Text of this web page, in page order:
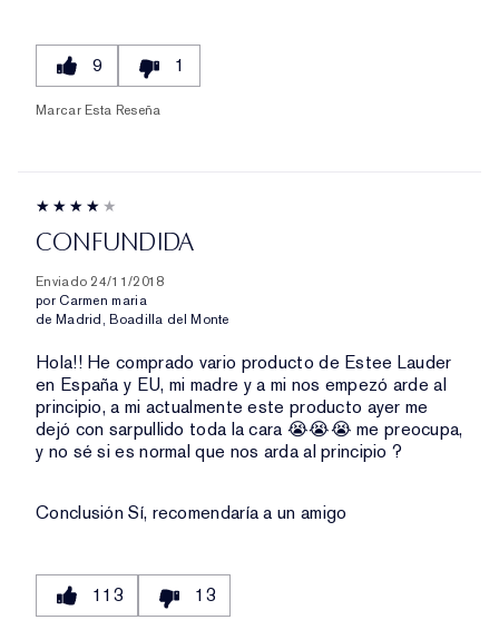
9 1
Marcar Esta Reseña
CONFUNDIDA
Enviado 24/11/2018
por Carmen maria
de Madrid, Boadilla del Monte
Hola!! He comprado vario producto de Estee Lauder
en España y EU, mi madre y a mi nos empezó arde al
principio, a mi actualmente este producto ayer me
dejó con sarpullido toda la cara 😭😭😭 me preocupa,
y no sé si es normal que nos arda al principio ?
ConclusiónSí, recomendaría a un amigo
113 13